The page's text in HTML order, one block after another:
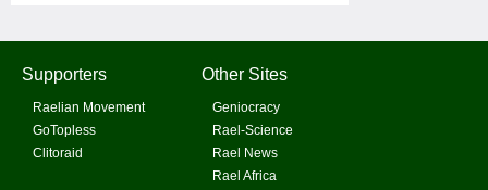
Supporters
Raelian Movement
GoTopless
Clitoraid
Other Sites
Geniocracy
Rael-Science
Rael News
Rael Africa